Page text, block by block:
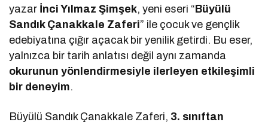
yazar İnci Yılmaz Şimşek, yeni eseri “Büyülü
Sandık Çanakkale Zaferi” ile çocuk ve gençlik
edebiyatına çığır açacak bir yenilik getirdi. Bu eser,
yalnızca bir tarih anlatısı değil aynı zamanda
okurunun yönlendirmesiyle ilerleyen etkileşimli
bir deneyim.
Büyülü Sandık Çanakkale Zaferi, 3. sınıftan